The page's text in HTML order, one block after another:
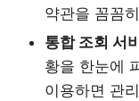
약관을 꼼꼼
통합 조회 서
황을 한눈에
이용하면 관